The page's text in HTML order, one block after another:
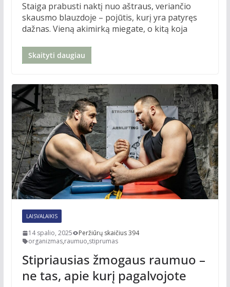
Staiga prabusti naktį nuo aštraus, veriančio
skausmo blauzdoje – pojūtis, kurį yra patyręs
dažnas. Vieną akimirką miegate, o kitą koja
Skaityti daugiau
LAISVALAIKIS
14 spalio, 2025
Peržiūrų skaičius 394
organizmas,raumuo,stiprumas
Stipriausias žmogaus raumuo –
ne tas, apie kurį pagalvojote